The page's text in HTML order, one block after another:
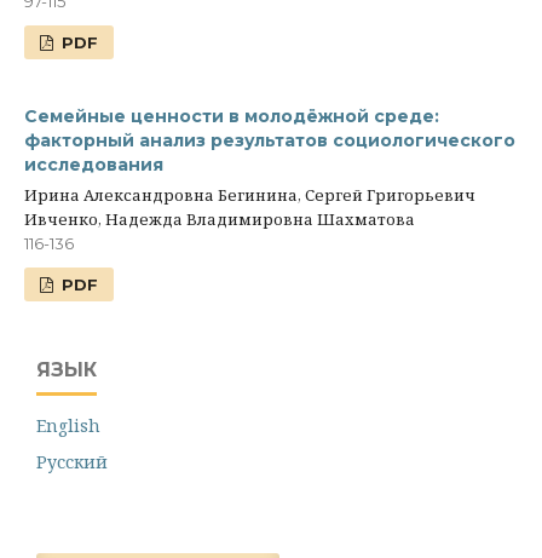
PDF
Семейные ценности в молодёжной среде:
факторный анализ результатов социологического
исследования
Ирина Александровна Бегинина, Сергей Григорьевич
Ивченко, Надежда Владимировна Шахматова
116-136
PDF
ЯЗЫК
English
Русский